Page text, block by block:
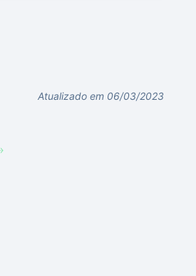
Atualizado em 06/03/2023